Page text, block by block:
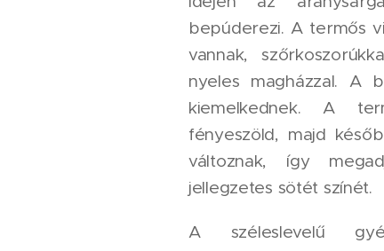
bepúderezi. A termős
vannak,
nyeles magházzal. A
kiemelkednek. A
fényeszöld, majd
változnak, így
jellegzetes sötét színét.
A széleslevelű